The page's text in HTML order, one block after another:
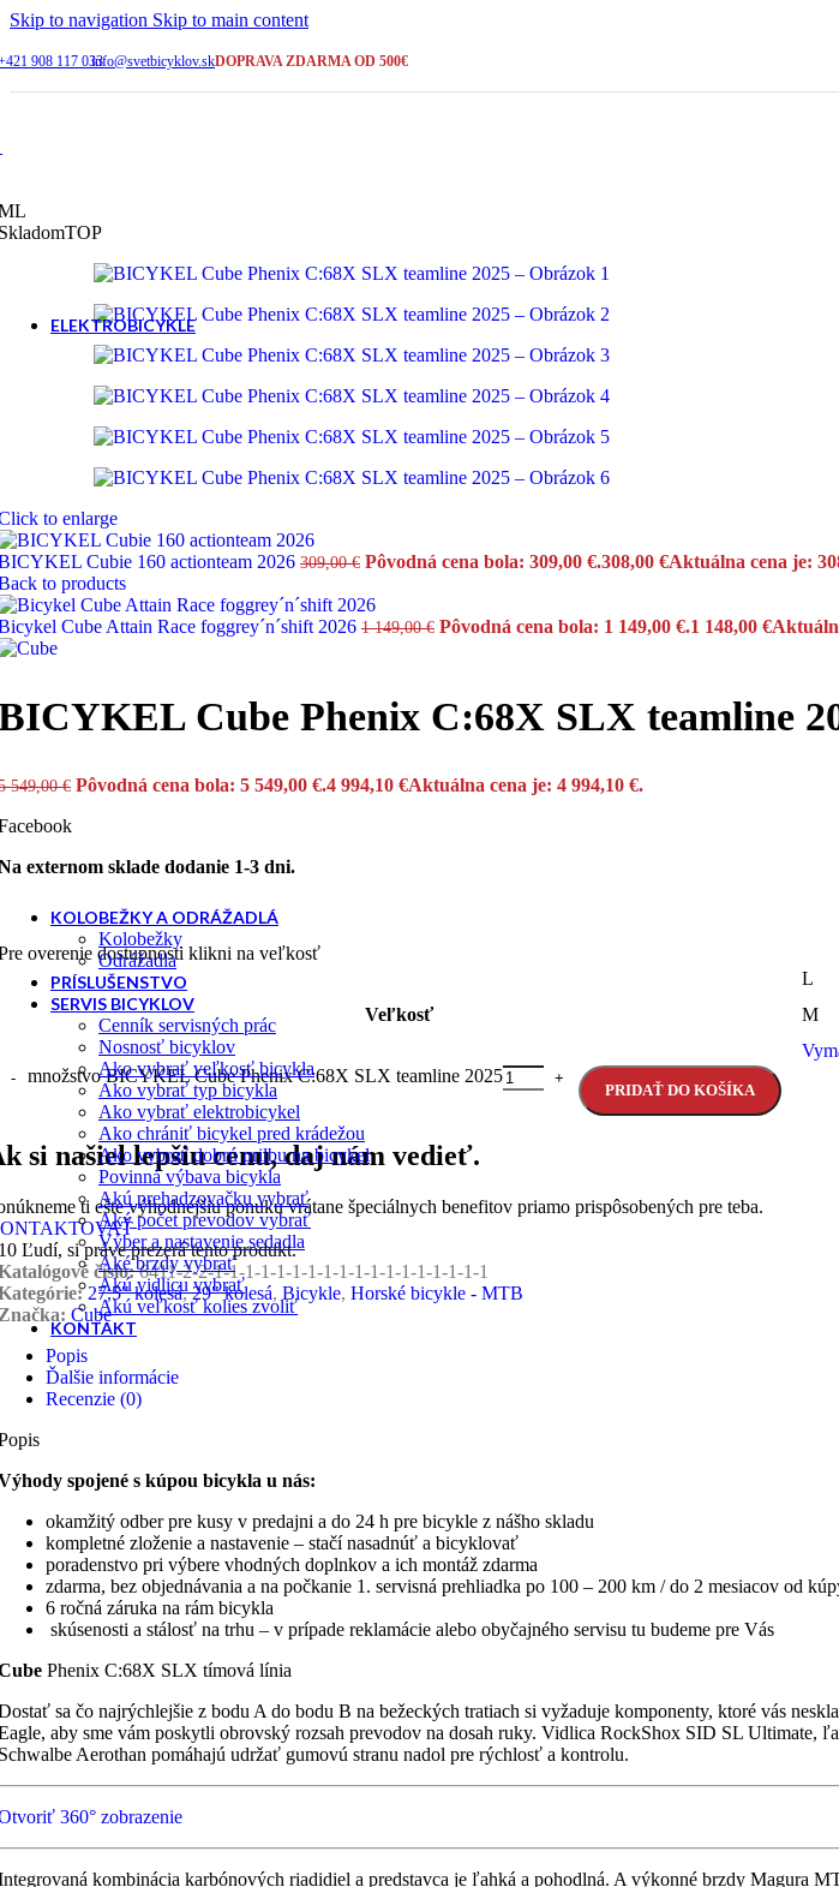
Skip to navigation Skip to main content
908 117 033info@svetbicyklov.skDOPRAVA ZDARMA OD 500€
ŠIROKÝ VÝBER
SERVIS A PORADENSTVO
+421 908 117 033
ELEKTROBICYKLE
Cross a trekking
Horské - celoodpružené
Horské - MTB
Trojkolka
KOLOBEŽKY A ODRÁŽADLÁ
Kolobežky
Odrážadla
PRÍSLUŠENSTVO
SERVIS BICYKLOV
Cenník servisných prác
Nosnosť bicyklov
Ako vybrať veľkosť bicykla
Ako vybrať typ bicykla
Ako vybrať elektrobicykel
Ako chrániť bicykel pred krádežou
Ako vybrať dobrú prilbu na bicykel
Povinná výbava bicykla
Akú prehadzovačku vybrať
Aký počet prevodov vybrať
Výber a nastavenie sedadla
Aké brzdy vybrať
Akú vidlicu vybrať
Akú veľkosť kolies zvoliť
KONTAKT
L
TOP
to enlarge
Cubie 160 actionteam 2026 309,00€ Pôvodná cena bola: 309,00 €.308,00 €Aktuálna cena je:
to products
Cube Attain Race foggrey´n´shift 2026 1 149,00€ Pôvodná cena bola: 1 149,00 €.1 148,00 €
Cube Phenix C:68X SLX teamline
549,00€ Pôvodná cena bola: 5 549,00 €.4 994,10 €Aktuálna cena je: 4 994,10 €.
externom sklade dodanie 1-3 dni.
overenie dostupnosti klikni na veľkosť
Veľkosť
L
M
množstvo BICYKEL Cube Phenix C:68X SLX teamline 2025
PRIDAŤ DO KOŠÍKA
si našiel lepšiu cenu, daj nám vedieť.
ti ešte výhodnejšiu ponuku vrátane špeciálnych benefitov priamo prispôsobených pre teba.
Ľudí, si práve prezerá tento produkt.
číslo:6411-2-2-1-1-1-1-1-1-1-1-1-1-1-1-1-1-1-1-1-1
27,5" kolesá, 29" kolesá, Bicykle, Horské bicykle - MTB
Cube
Popis
Ďalšie informácie
Recenzie (0)
spojené s kúpou bicykla u nás:
okamžitý odber pre kusy v predajni a do 24 h pre bicykle z nášho skladu
kompletné zloženie a nastavenie – stačí nasadnúť a bicyklovať
poradenstvo pri výbere vhodných doplnkov a ich montáž zdarma
zdarma, bez objednávania a na počkanie 1. servisná prehliadka po 100 – 200 km / do 2 mesiacov od
6 ročná záruka na rám bicykla
skúsenosti a stálosť na trhu – v prípade reklamácie alebo obyčajného servisu tu budeme pre Vás
Phenix C:68X SLX tímová línia
sa čo najrýchlejšie z bodu A do bodu B na bežeckých tratiach si vyžaduje komponenty, ktoré vás
aby sme vám poskytli obrovský rozsah prevodov na dosah ruky. Vidlica RockShox SID SL
Aerothan pomáhajú udržať gumovú stranu nadol pre rýchlosť a kontrolu.
360° zobrazenie
kombinácia karbónových riadidiel a predstavca je ľahká a pohodlná. A výkonné brzdy Magura